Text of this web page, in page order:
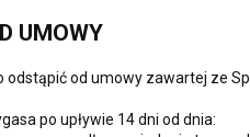
UMOWY
odstąpić od umowy zawartej ze
po upływie 14 dni od dnia: